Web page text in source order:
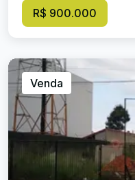
R$ 900.000
Venda